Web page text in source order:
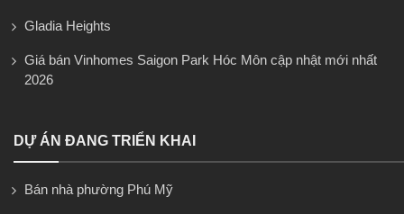
Gladia Heights
Giá bán Vinhomes Saigon Park Hóc Môn cập nhật mới nhất
2026
DỰ ÁN ĐANG TRIỂN KHAI
Bán nhà phường Phú Mỹ